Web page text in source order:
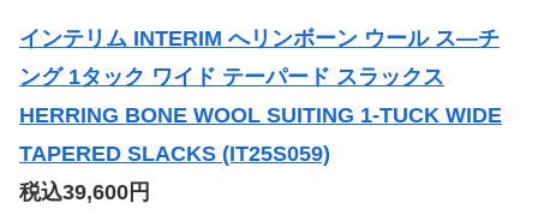
インテリム INTERIM へリンボーン ウール ス―チ
ング 1タック ワイド テーパード スラックス
HERRING BONE WOOL SUITING 1-TUCK WIDE
TAPERED SLACKS (IT25S059)
税込39,600円